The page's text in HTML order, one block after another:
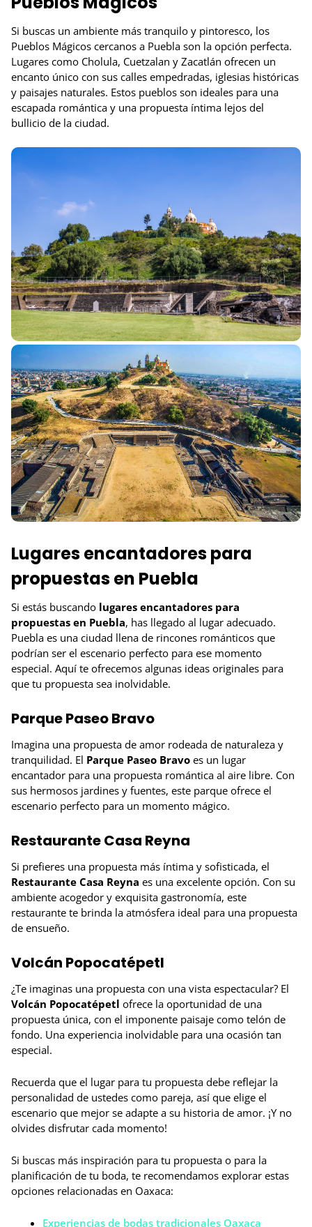
Si buscas un ambiente más tranquilo y pintoresco, los
Pueblos Mágicos cercanos a Puebla son la opción perfecta.
Lugares como Cholula, Cuetzalan y Zacatlán ofrecen un
encanto único con sus calles empedradas, iglesias históricas
y paisajes naturales. Estos pueblos son ideales para una
escapada romántica y una propuesta íntima lejos del
bullicio de la ciudad.
Lugares encantadores para
propuestas en Puebla
Si estás buscando lugares encantadores para
propuestas en Puebla, has llegado al lugar adecuado.
Puebla es una ciudad llena de rincones románticos que
podrían ser el escenario perfecto para ese momento
especial. Aquí te ofrecemos algunas ideas originales para
que tu propuesta sea inolvidable.
Parque Paseo Bravo
Imagina una propuesta de amor rodeada de naturaleza y
tranquilidad. El Parque Paseo Bravo es un lugar
encantador para una propuesta romántica al aire libre. Con
sus hermosos jardines y fuentes, este parque ofrece el
escenario perfecto para un momento mágico.
Restaurante Casa Reyna
Si prefieres una propuesta más íntima y sofisticada, el
Restaurante Casa Reyna es una excelente opción. Con su
ambiente acogedor y exquisita gastronomía, este
restaurante te brinda la atmósfera ideal para una propuesta
de ensueño.
Volcán Popocatépetl
¿Te imaginas una propuesta con una vista espectacular? El
Volcán Popocatépetl ofrece la oportunidad de una
propuesta única, con el imponente paisaje como telón de
fondo. Una experiencia inolvidable para una ocasión tan
especial.
Recuerda que el lugar para tu propuesta debe reflejar la
personalidad de ustedes como pareja, así que elige el
escenario que mejor se adapte a su historia de amor. ¡Y no
olvides disfrutar cada momento!
Si buscas más inspiración para tu propuesta o para la
planificación de tu boda, te recomendamos explorar estas
opciones relacionadas en Oaxaca:
Experiencias de bodas tradicionales Oaxaca